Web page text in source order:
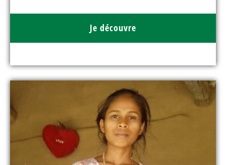
Je découvre